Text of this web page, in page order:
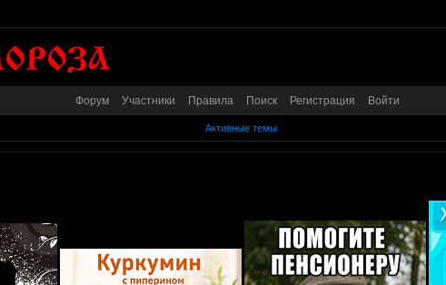
Форум Участники Правила Поиск Регистрация Войти
Активные темы